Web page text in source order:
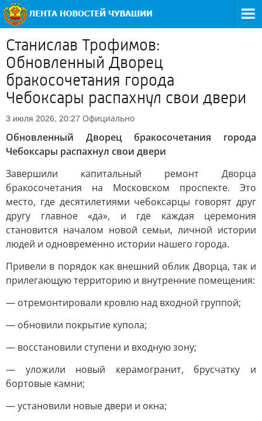
Станислав Трофимов:
Обновленный Дворец
бракосочетания города
Чебоксары распахнул свои двери
3 июля 2026, 20:27 Официально
Обновленный Дворец бракосочетания города
Чебоксары распахнул свои двери
Завершили капитальный ремонт Дворца
бракосочетания на Московском проспекте. Это
место, где десятилетиями чебоксарцы говорят друг
другу главное «да», и где каждая церемония
становится началом новой семьи, личной истории
людей и одновременно истории нашего города.
Привели в порядок как внешний облик Дворца, так и
прилегающую территорию и внутренние помещения:
— отремонтировали кровлю над входной группой;
— обновили покрытие купола;
— восстановили ступени и входную зону;
— уложили новый керамогранит, брусчатку и
бортовые камни;
— установили новые двери и окна;